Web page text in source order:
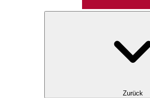
Zurück